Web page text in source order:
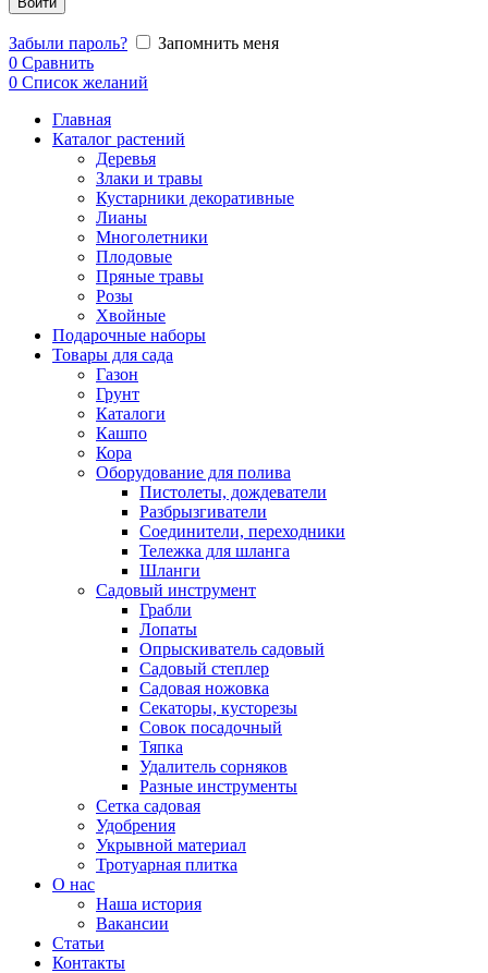
Забыли пароль?
Запомнить меня
0 Сравнить
0 Список желаний
Главная
Каталог растений
Деревья
Злаки и травы
Кустарники декоративные
Лианы
Многолетники
Плодовые
Пряные травы
Розы
Хвойные
Подарочные наборы
Товары для сада
Газон
Грунт
Каталоги
Кашпо
Кора
Оборудование для полива
Пистолеты, дождеватели
Разбрызгиватели
Соединители, переходники
Тележка для шланга
Шланги
Садовый инструмент
Грабли
Лопаты
Опрыскиватель садовый
Садовый степлер
Садовая ножовка
Секаторы, кусторезы
Совок посадочный
Тяпка
Удалитель сорняков
Разные инструменты
Сетка садовая
Удобрения
Укрывной материал
Тротуарная плитка
О нас
Наша история
Вакансии
Статьи
Контакты